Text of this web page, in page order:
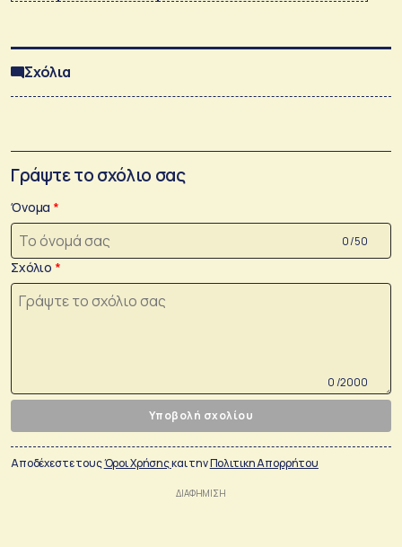
Σχόλια
Γράψτε το σχόλιο σας
Όνομα
0 /50
Σχόλιο
0 /2000
Υποβολή σχολίου
Αποδέχεστε τουςΌροι Χρήσηςκαι τηνΠολιτικη Απορρήτου